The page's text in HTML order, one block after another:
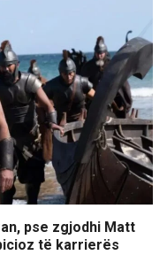
pse zgjodhi Matt
të karrierës